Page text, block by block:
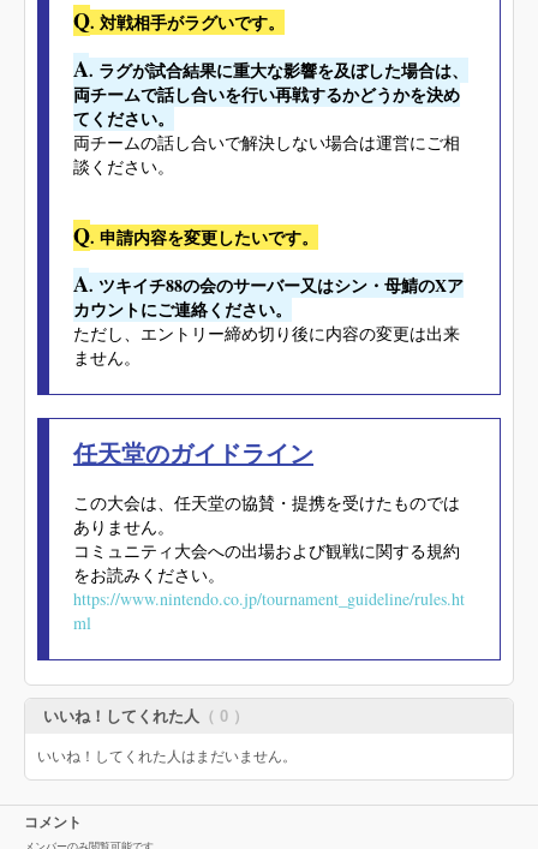
Q. 対戦相手がラグいです。
A. ラグが試合結果に重大な影響を及ぼした場合は、
両チームで話し合いを行い再戦するかどうかを決め
てください。
両チームの話し合いで解決しない場合は運営にご相
談ください。
Q. 申請内容を変更したいです。
A. ツキイチ88の会のサーバー又はシン・母鯖のXア
カウントにご連絡ください。
ただし、エントリー締め切り後に内容の変更は出来
ません。
任天堂のガイドライン
この大会は、任天堂の協賛・提携を受けたものでは
ありません。
コミュニティ大会への出場および観戦に関する規約
をお読みください。
https://www.nintendo.co.jp/tournament_guideline/rules.ht
ml
いいね！してくれた人 （ 0 ）
いいね！してくれた人はまだいません。
コメント
メンバーのみ閲覧可能です。